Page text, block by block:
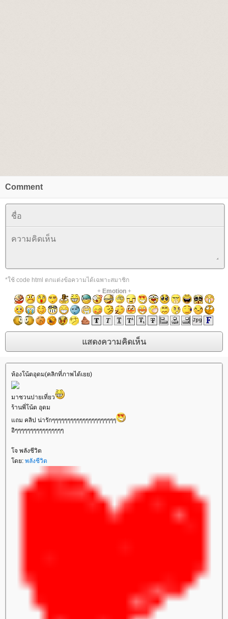
Comment
*ใช้ code html ตกแต่งข้อความได้เฉพาะสมาชิก
+ Emotion+
ห้องโน้ตอุดม(คลิกที่ภาพได้เยย)
มาชวนปายเที่ยว
ร้านพี่โน้ต อุดม
ถม คลิป น่ารักๆๆๆๆๆๆๆๆๆๆๆๆๆๆๆๆๆๆๆๆๆ
อิๆๆๆๆๆๆๆๆๆๆๆๆๆๆๆๆ
จ พลังชีวิต
ดย: พลังชีวิต